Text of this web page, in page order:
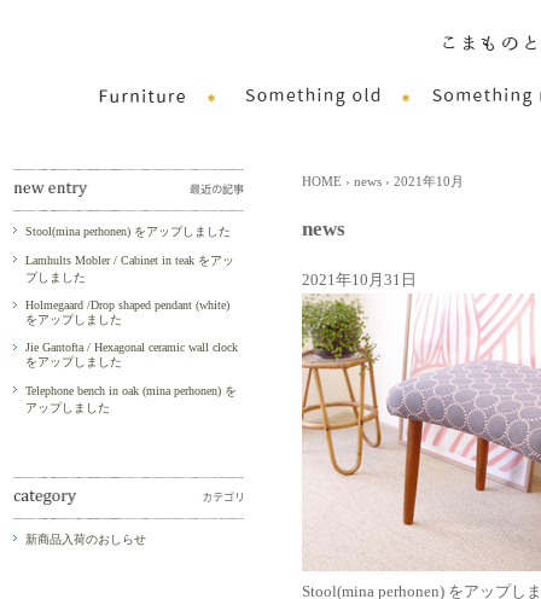
HOME › news › 2021年10月
news
2021年10月31日
Stool(mina perhonen) をアップし
Stool(mina perhonen) をアップしました
Lamhults Mobler / Cabinet in teak をアッ
プしました
Holmegaard /Drop shaped pendant (white)
をアップしました
Jie Gantofta / Hexagonal ceramic wall clock
をアップしました
Telephone bench in oak (mina perhonen) を
アップしました
新商品入荷のおしらせ